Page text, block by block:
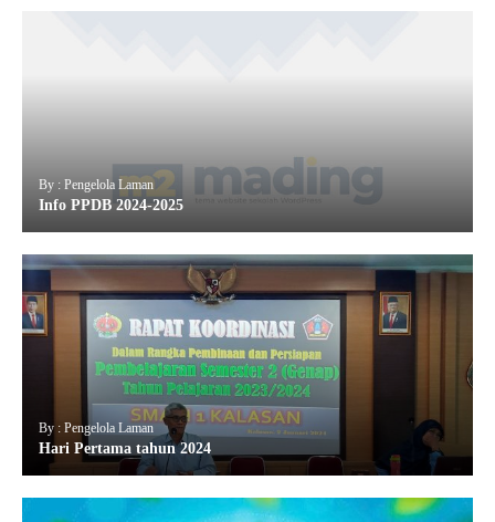
By : Pengelola Laman
Info PPDB 2024-2025
By : Pengelola Laman
Hari Pertama tahun 2024